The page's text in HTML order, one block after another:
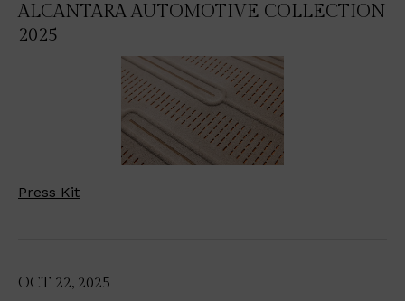
ALCANTARA AUTOMOTIVE COLLECTION
2025
Press Kit
OCT 22, 2025